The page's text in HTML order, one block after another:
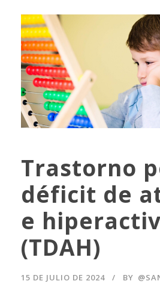
Trastorno
déficit de
e
(TDAH)
15 DE JULIO DE 2024 BY